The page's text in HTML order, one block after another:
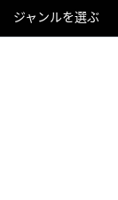
ジャンルを選ぶ